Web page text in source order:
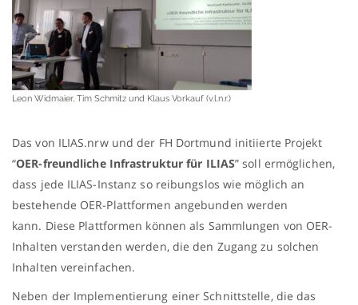
Leon Widmaier, Tim Schmitz und Klaus Vorkauf (v.l.n.r.)
Das von ILIAS.nrw und der FH Dortmund initiierte Projekt
“OER-freundliche Infrastruktur für ILIAS” soll ermöglichen,
dass jede ILIAS-Instanz so reibungslos wie möglichan
bestehende OER-Plattformen angebunden werden
kann. Diese Plattformen können als Sammlungen von OER-
Inhalten verstanden werden, die den Zugang zu solchen
Inhalten vereinfachen.
Neben der Implementierung einer Schnittstelle, die das